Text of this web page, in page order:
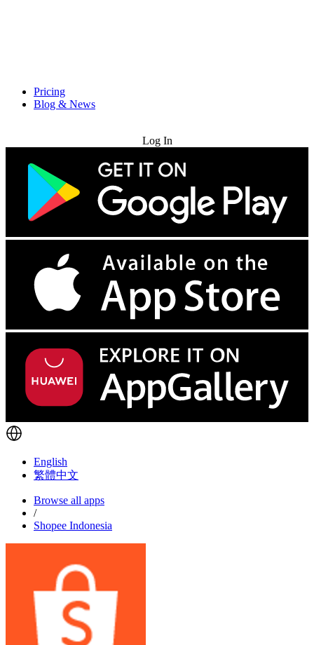
Pricing
Blog & News
Log In
English
繁體中文
Browse all apps
/
Shopee Indonesia